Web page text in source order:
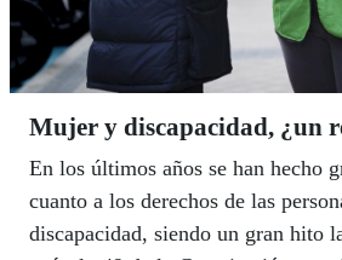
Mujer y discapacidad, ¿un
En los últimos años se han hecho
cuanto a los derechos de las
discapacidad, siendo un gran hito